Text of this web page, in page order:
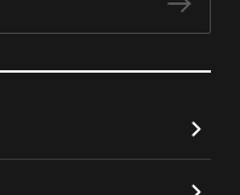
ติดต